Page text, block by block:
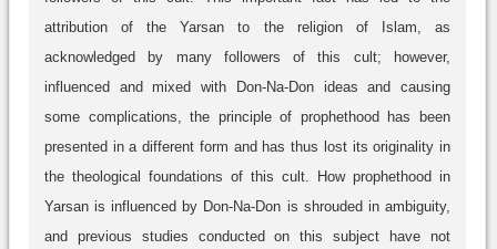
attribution of the Yarsan to the religion of Islam, as
acknowledged by many followers of this cult; however,
influenced and mixed with Don-Na-Don ideas and causing
some complications, the principle of prophethood has been
presented in a different form and has thus lost its originality in
the theological foundations of this cult. How prophethood in
Yarsan is influenced by Don-Na-Don is shrouded in ambiguity,
and previous studies conducted on this subject have not